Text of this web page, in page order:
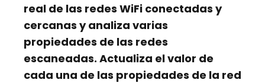
real de las redes WiFi conectadas y
cercanas y analiza varias
propiedades de las redes
escaneadas. Actualiza el valor de
cada una de las propiedades de la red